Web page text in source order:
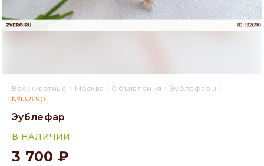
Все животные › Москва › Объявления › Эублефары ›
№132690
Эублефар
В НАЛИЧИИ
3 700 ₽